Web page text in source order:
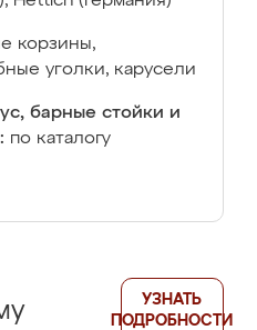
корзины,
уголки, карусели
барные стойки и
по каталогу
УЗНАТЬ
ПОДРОБНОСТИ